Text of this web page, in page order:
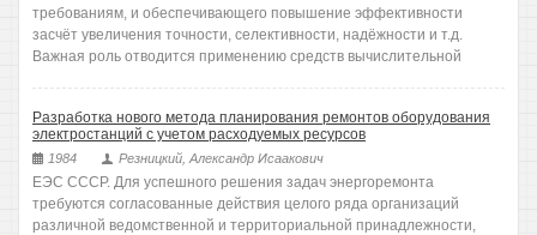
требованиям, и обеспечивающего повышение эффективности
засчёт увеличения точности, селективности, надёжности и т.д.
Важная роль отводится применению средств вычислительной
Разработка нового метода планирования ремонтов оборудования
электростанций с учетом расходуемых ресурсов
1984 Резницкий, Александр Исаакович
ЕЭС СССР. Для успешного решения задач энергоремонта
требуются согласованные действия целого ряда организаций
различной ведомственной и территориальной принадлежности,